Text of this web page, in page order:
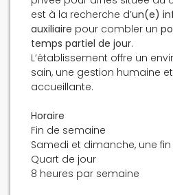
est à la recherche d’un(e)
auxiliaire pour combler un
temps partiel de jour.
L’établissement offre un
sain, une gestion humaine
accueillante.
Horaire
Fin de semaine
Samedi et dimanche, une
Quart de jour
8 heures par semaine